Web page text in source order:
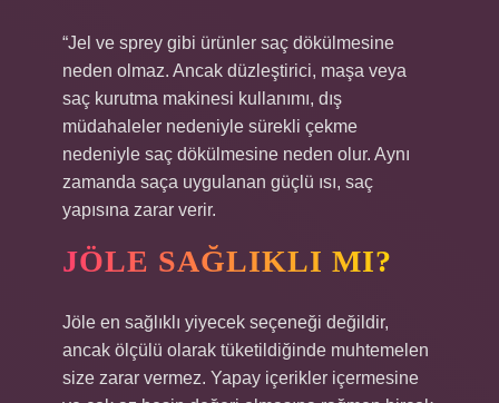
“Jel ve sprey gibi ürünler saç dökülmesine
neden olmaz. Ancak düzleştirici, maşa veya
saç kurutma makinesi kullanımı, dış
müdahaleler nedeniyle sürekli çekme
nedeniyle saç dökülmesine neden olur. Aynı
zamanda saça uygulanan güçlü ısı, saç
yapısına zarar verir.
JÖLE SAĞLIKLI MI?
Jöle en sağlıklı yiyecek seçeneği değildir,
ancak ölçülü olarak tüketildiğinde muhtemelen
size zarar vermez. Yapay içerikler içermesine